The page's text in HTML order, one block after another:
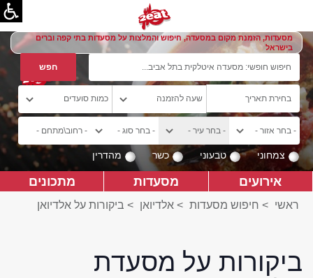
מסעדות, הזמנת מקום במסעדה, חיפוש והמלצות על מסעדות בתי קפה וברים
בישראל
צמחוני טבעוני כשר מהדרין
אירועים מסעדות מתכונים
ראשי > חיפוש מסעדות > אלדיואן > ביקורות על אלדיואן
ביקורות על מסעדת